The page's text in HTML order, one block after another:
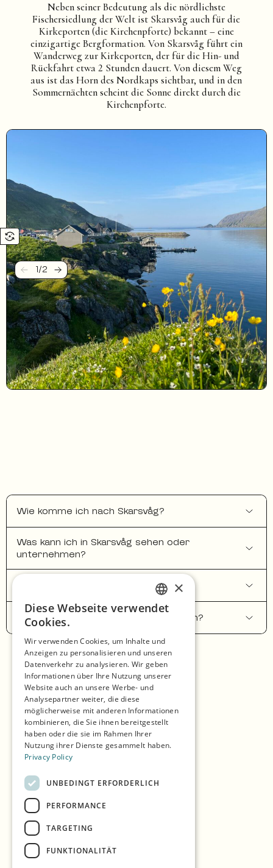
Neben seiner Bedeutung als die nördlichste
Fischersiedlung der Welt ist Skarsvåg auch für die
Kirkeporten (die Kirchenpforte) bekannt – eine
einzigartige Bergformation. Von Skarsvåg führt ein
Wanderweg zur Kirkeporten, der für die Hin- und
Rückfahrt etwa 2 Stunden dauert. Von diesem Weg
aus ist das Horn des Nordkaps sichtbar, und in den
Sommernächten scheint die Sonne direkt durch die
Kirchenpforte.
Zurück
1/2 Weiter
Wie komme ich nach Skarsvåg?
Was kann ich in Skarsvåg sehen oder
unternehmen?
Gibt es Unterkünfte in Skarsvåg?
Kann ich Skarsvåg im Winter besuchen?
Essen & Trinken
Praktische Infos
Startseite
Einkaufen
Saisons
Unsere Partner
ENGLISH
SPANISH
NORWEGIAN
×
Diese Webseite verwendet
Cookies.
Wir verwenden Cookies, um Inhalte und
Anzeigen zu personalisieren und unseren
Datenverkehr zu analysieren. Wir geben
Informationen über Ihre Nutzung unserer
Website auch an unsere Werbe- und
Analysepartner weiter, die diese
möglicherweise mit anderen Informationen
kombinieren, die Sie ihnen bereitgestellt
haben oder die sie im Rahmen Ihrer
Nutzung ihrer Dienste gesammelt haben.
Privacy Policy
UNBEDINGT ERFORDERLICH
PERFORMANCE
TARGETING
FUNKTIONALITÄT